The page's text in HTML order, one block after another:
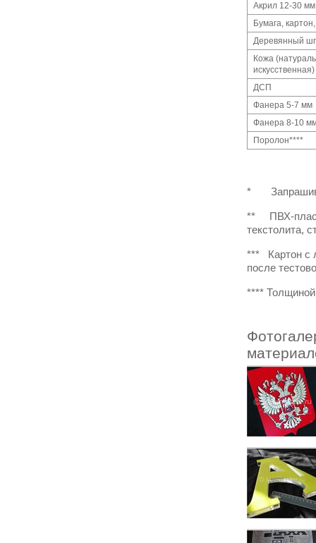
Акрил 12-30 мм
Бумага,
Деревянный
Кожа
искусственная)
ДСП
Фанера 5-7 мм
Фанера 8-10
Поролон****
*
** ПВХ-
текстолита,
*** Картон с
после
****